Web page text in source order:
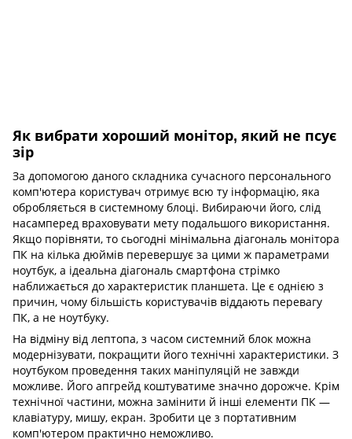
Як вибрати хороший монітор, який не псує
зір
За допомогою даного складника сучасного персонального
комп'ютера користувач отримує всю ту інформацію, яка
обробляється в системному блоці. Вибираючи його, слід
насамперед враховувати мету подальшого використання.
Якщо порівняти, то сьогодні мінімальна діагональ монітора
ПК на кілька дюймів перевершує за цими ж параметрами
ноутбук, а ідеальна діагональ смартфона стрімко
наближається до характеристик планшета. Це є однією з
причин, чому більшість користувачів віддають перевагу
ПК, а не ноутбуку.
На відміну від лептопа, з часом системний блок можна
модернізувати, покращити його технічні характеристики. З
ноутбуком проведення таких маніпуляцій не завжди
можливе. Його апгрейд коштуватиме значно дорожче. Крім
технічної частини, можна замінити й інші елементи ПК —
клавіатуру, мишу, екран. Зробити це з портативним
комп'ютером практично неможливо.